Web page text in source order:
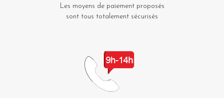
Les moyens de paiement proposés
sont tous totalement sécurisés